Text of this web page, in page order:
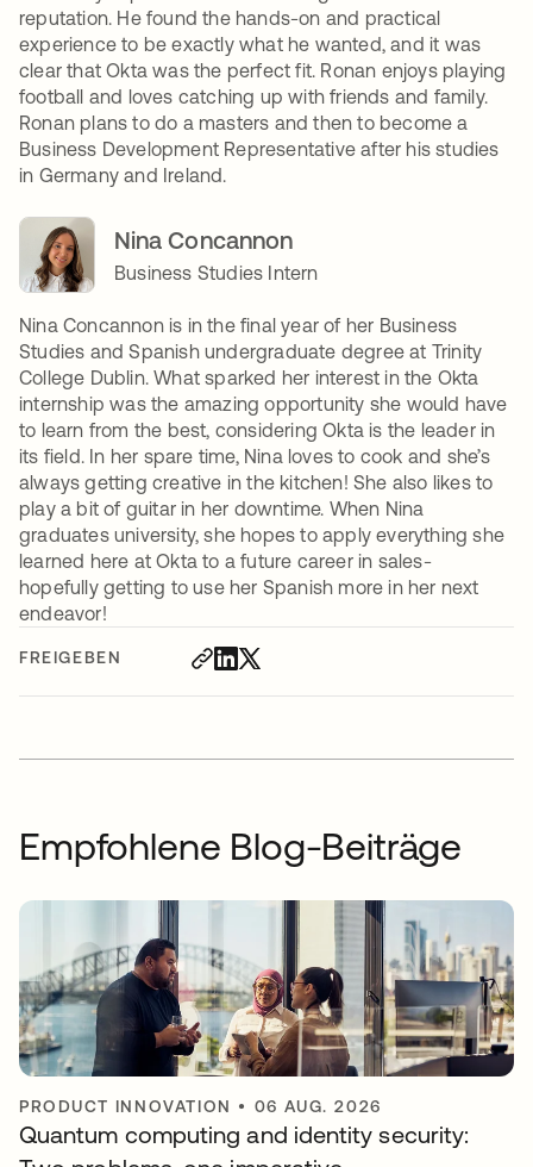
FREIGEBEN
reputation. He found the hands-on and practical
experience to be exactly what he wanted, and it was
clear that Okta was the perfect fit. Ronan enjoys playing
football and loves catching up with friends and family.
Ronan plans to do a masters and then to become a
Business Development Representative after his studies
in Germany and Ireland.
Nina Concannon
Business Studies Intern
Nina Concannon is in the final year of her Business
Studies and Spanish undergraduate degree at Trinity
College Dublin. What sparked her interest in the Okta
internship was the amazing opportunity she would have
to learn from the best, considering Okta is the leader in
its field. In her spare time, Nina loves to cook and she’s
always getting creative in the kitchen! She also likes to
play a bit of guitar in her downtime. When Nina
graduates university, she hopes to apply everything she
learned here at Okta to a future career in sales-
hopefully getting to use her Spanish more in her next
endeavor!
Empfohlene Blog-Beiträge
PRODUCT INNOVATION • 06 AUG. 2026
Quantum computing and identity security: